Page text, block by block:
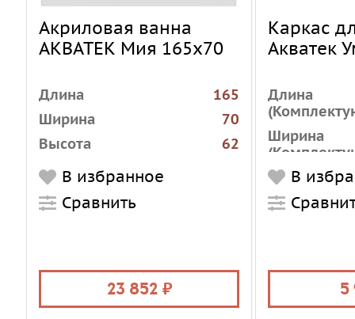
Акриловая ванна
АКВАТЕК Мия 165х70
Длина
165
Ширина
70
Высота
62
Установка
Форма
Материал
Объем, л
210
В избранное
Сравнить
23 852
Каркас
Акватек
Длина
Ширина
Вид
Материал
В
5